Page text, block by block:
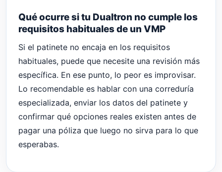
Qué ocurre si tu Dualtron no cumple los
requisitos habituales de un VMP
Si el patinete no encaja en los requisitos
habituales, puede que necesite una revisión más
específica. En ese punto, lo peor es improvisar.
Lo recomendable es hablar con una correduría
especializada, enviar los datos del patinete y
confirmar qué opciones reales existen antes de
pagar una póliza que luego no sirva para lo que
esperabas.